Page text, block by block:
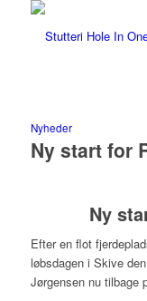
Nyheder
Ny start for
Ny
Efter en flot
løbsdagen i Skive
Jørgensen nu tilbage